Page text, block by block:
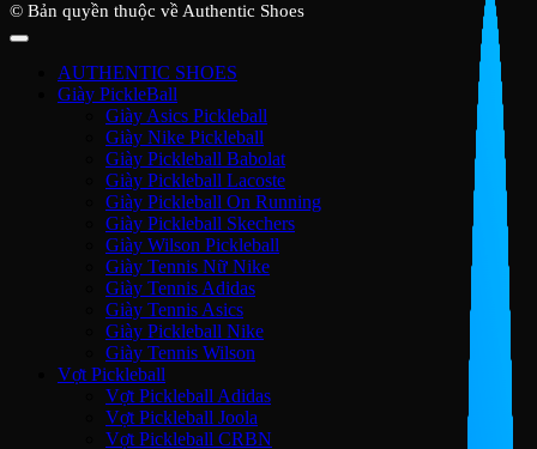
© Bản quyền thuộc về Authentic Shoes
AUTHENTIC SHOES
Giày PickleBall
Giày Asics Pickleball
Giày Nike Pickleball
Giày Pickleball Babolat
Giày Pickleball Lacoste
Giày Pickleball On Running
Giày Pickleball Skechers
Giày Wilson Pickleball
Giày Tennis Nữ Nike
Giày Tennis Adidas
Giày Tennis Asics
Giày Pickleball Nike
Giày Tennis Wilson
Vợt Pickleball
Vợt Pickleball Adidas
Vợt Pickleball Joola
Vợt Pickleball CRBN